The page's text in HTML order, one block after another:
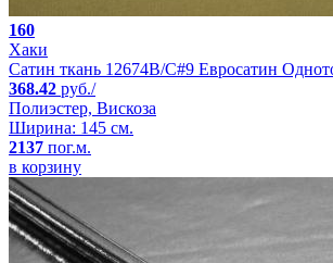
160
Хаки
Сатин ткань 12674B/C#9 Евросатин
368.42 руб./
Полиэстер, Вискоза
Ширина: 145 см.
2137 пог.м.
в корзину